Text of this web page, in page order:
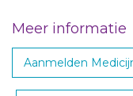
Meer informatie
Aanmelden